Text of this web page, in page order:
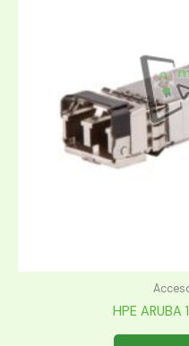
HPE ARUBA